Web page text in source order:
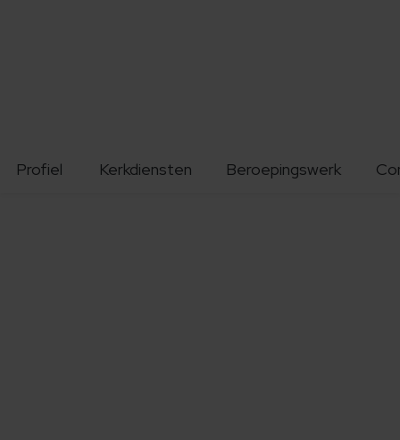
Profiel Kerkdiensten Beroepingswerk